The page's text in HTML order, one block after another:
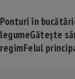
Ponturi în
legumeGătește
regimFelul